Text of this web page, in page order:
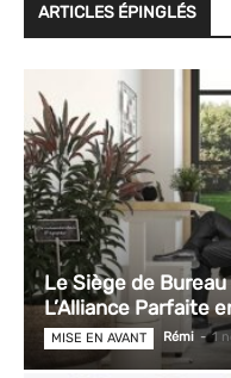
ARTICLES ÉPINGLÉS
Le Siège de
L’Alliance Parfaite
MISE EN AVANT Rémi - 1